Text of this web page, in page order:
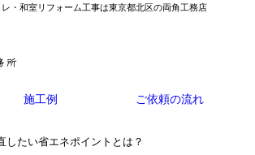
・和室リフォーム工事は東京都北区の両角工務店
施工例 ご依頼の流れ
したい省エネポイントとは？